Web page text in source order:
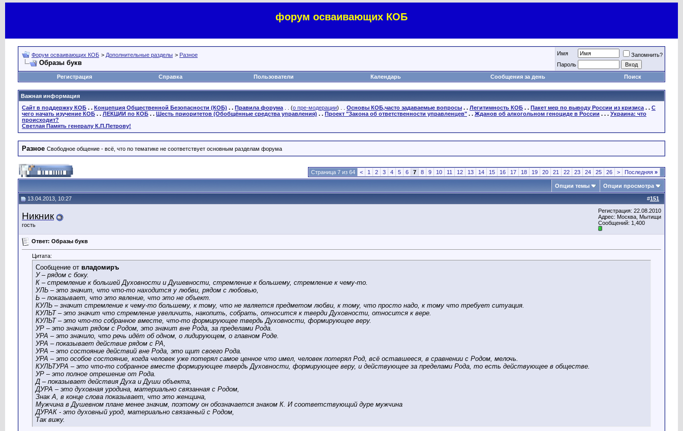
форум осваивающих КОБ
Форум осваивающих КОБ > Дополнительные разделы > Разное
Образы букв
Имя
Запомнить?
Пароль
Регистрация
Справка Пользователи Календарь Сообщения за день Поиск
Важная информация
Сайт в поддержку КОБ . . Концепция Общественной Безопасности (КОБ) . . Правила форума . . (о пре-модерации) . . Основы КОБ,часто задаваемые вопросы . . Легитимность КОБ . . Пакет мер по выводу России из кризиса . . С
чего начать изучение КОБ . . ЛЕКЦИИ по КОБ . . Шесть приоритетов (Обобщённые средства управления) . . Проект "Закона об ответственности управленцев" . . Жданов об алкогольном геноциде в России . . . Украина: что
происходит?
Светлая Память генералу К.П.Петрову!
Разное Свободное общение - всё, что по тематике не соответствует основным разделам форума
Страница 7 из 64 < 1 2 3 4 5 6 7 8 9 10 11 12 13 14 15 16 17 18 19 20 21 22 23 24 25 26 > Последняя »
Опции темы Опции просмотра
#151
13.04.2013, 10:27
Никник
гость
Регистрация: 22.08.2010
Адрес: Москва, Мытищи
Сообщений: 1,400
Ответ: Образы букв
Цитата:
Сообщение от владомиръ
У – рядом с боку.
К – стремление к большей Духовности и Душевности, стремление к большему, стремление к чему-то.
УЛЬ – это значит, что что-то находится у любви, рядом с любовью,
Ь – показывает, что это явление, что это не объект.
КУЛЬ – значит стремление к чему-то большему, к тому, что не является предметом любви, к тому, что просто надо, к тому что требует ситуация.
КУЛЬТ – это значит что стремление увеличить, накопить, собрать, относится к тверди Духовности, относится к вере.
КУЛЬТ – это что-то собранное вместе, что-то формирующее твердь Духовности, формирующее веру.
УР – это значит рядом с Родом, это значит вне Рода, за пределами Рода.
УРА – это значило, что речь идёт об одном, о лидирующем, о главном Роде.
УРА – показывает действие рядом с РА,
УРА – это состояние действий вне Рода, это щит своего Рода.
УРА – это особое состояние, когда человек уже потерял самое ценное что имел, человек потерял Род, всё оставшееся, в сравнении с Родом, мелочь.
КУЛЬТУРА – это что-то собранное вместе формирующее твердь Духовности, формирующее веру, и действующее за пределами Рода, то есть действующее в обществе.
УР – это полное отрешение от Рода.
Д – показывает действия Духа и Души объекта,
ДУРА – это духовная уродина, материально связанная с Родом,
Знак А, в конце слова показывает, что это женщина,
Мужчина в Душевном плане менее значим, поэтому он обозначается знаком К. И соответствующий дуре мужчина
ДУРАК - это духовный урод, материально связанный с Родом,
Так вижу.